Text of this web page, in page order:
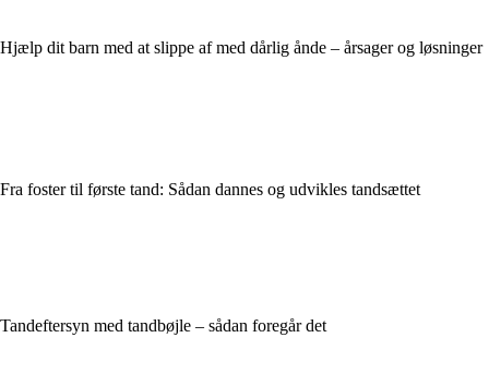
Hjælp dit barn med at slippe af med dårlig ånde – årsager og løsninger
Fra foster til første tand: Sådan dannes og udvikles tandsættet
Tandeftersyn med tandbøjle – sådan foregår det